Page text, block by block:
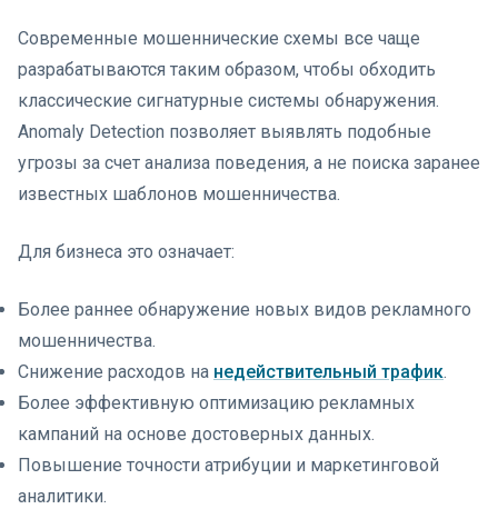
Современные мошеннические схемы все чаще
разрабатываются таким образом, чтобы обходить
классические сигнатурные системы обнаружения.
Anomaly Detection позволяет выявлять подобные
угрозы за счет анализа поведения, а не поиска заранее
известных шаблонов мошенничества.
Для бизнеса это означает:
Более раннее обнаружение новых видов рекламного
мошенничества.
Снижение расходов на недействительный трафик.
Более эффективную оптимизацию рекламных
кампаний на основе достоверных данных.
Повышение точности атрибуции и маркетинговой
аналитики.